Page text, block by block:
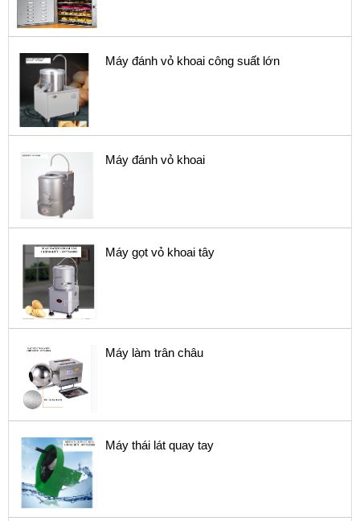
Máy đánh vỏ khoai công suất lớn
Máy đánh vỏ khoai
Máy gọt vỏ khoai tây
Máy làm trân châu
Máy thái lát quay tay